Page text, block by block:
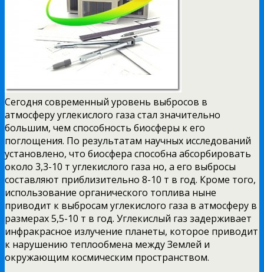
Сегодня современный уровень выбросов в
атмосферу углекислого газа стал значительно
большим, чем способность биосферы к его
поглощения. По результатам научных исследований
установлено, что биосфера способна абсорбировать
около 3,3-10 т углекислого газа но, а его выбросы
составляют приблизительно 8-10 т в год. Кроме того,
использование органического топлива ныне
приводит к выбросам углекислого газа в атмосферу в
размерах 5,5-10 т в год. Углекислый газ задерживает
инфракрасное излучение планеты, которое приводит
к нарушению теплообмена между Землей и
окружающим космическим пространством.